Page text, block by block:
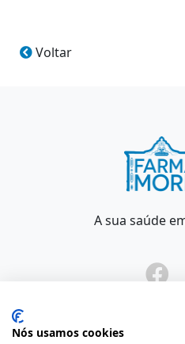
Voltar
A sua saúde
Nós usamos cookies